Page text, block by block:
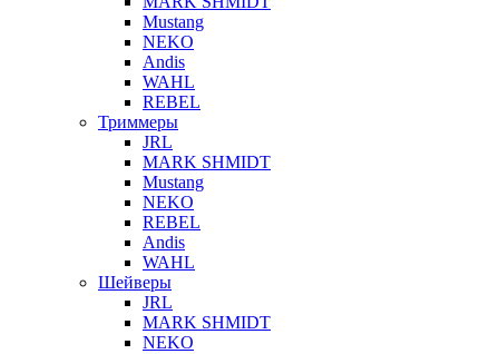
Mustang
NEKO
Andis
WAHL
REBEL
Триммеры
JRL
MARK SHMIDT
Mustang
NEKO
REBEL
Andis
WAHL
Шейверы
JRL
MARK SHMIDT
NEKO